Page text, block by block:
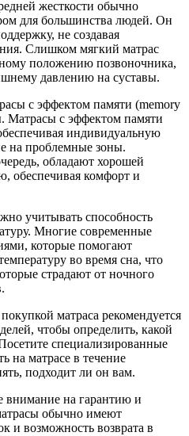
жесткости обычно
для большинства людей. Он
не создавая
Слишком мягкий матрас
положению позвоночника,
давлению на суставы.
с эффектом памяти (memory
Матрасы с эффектом памяти
индивидуальную
на проблемные зоны.
обладают хорошей
обеспечивая комфорт и
учитывать способность
Многие современные
которые помогают
во время сна, что
страдают от ночного
матраса рекомендуется
чтобы определить, какой
специализированные
на матрасе в течение
подходит ли он вам.
внимание на гарантию и
обычно имеют
и возможность возврата в